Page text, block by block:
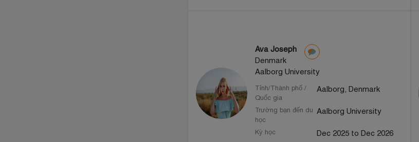
Ava Joseph
Denmark
Aalborg University
Tỉnh/Thành phố /
Quốc gia
Aalborg, Denmark
Trường bạn đến du
học
Aalborg University
Kỳ học Dec 2025 to Dec 2026